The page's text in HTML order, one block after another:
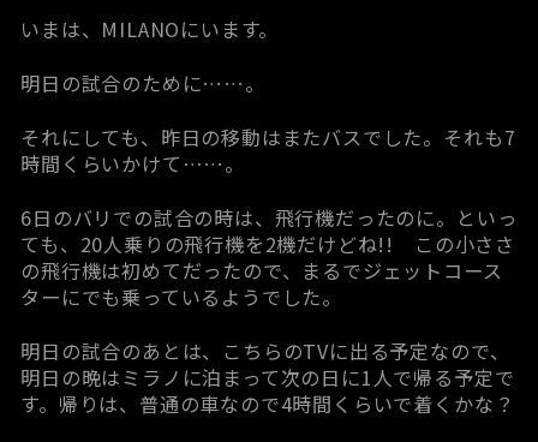
いまは、MILANOにいます。
明日の試合のために……。
それにしても、昨日の移動はまたバスでした。それも7
時間くらいかけて……。
6日のバリでの試合の時は、飛行機だったのに。といっ
ても、20人乗りの飛行機を2機だけどね!! この小ささ
の飛行機は初めてだったので、まるでジェットコース
ターにでも乗っているようでした。
明日の試合のあとは、こちらのTVに出る予定なので、
明日の晩はミラノに泊まって次の日に1人で帰る予定で
す。帰りは、普通の車なので4時間くらいで着くかな？